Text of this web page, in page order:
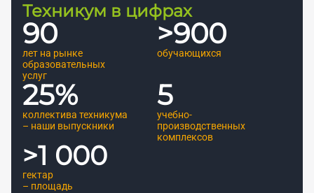
Техникум в цифрах
лет на рынке
образовательных
услуг
90
обучающихся
>900
коллектива техникума
– наши выпускники
25%
учебно-
производственных
комплексов
5
гектар
– площадь
>1 000